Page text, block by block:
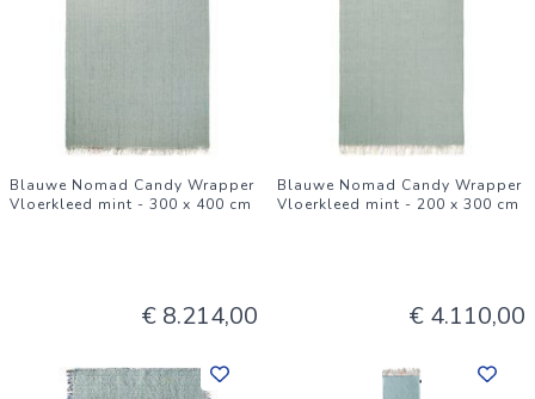
Blauwe Nomad Candy Wrapper
Vloerkleed mint - 300 x 400 cm
€ 8.214,00
Blauwe Nomad Candy Wrapper
Vloerkleed mint - 200 x 300 cm
€ 4.110,00